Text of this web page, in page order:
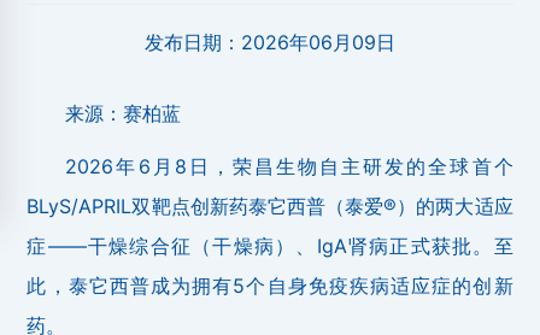
发布日期： 2026年06月09日
来源：赛柏蓝
2026年6月8日，荣昌生物自主研发的全球首个
BLyS/APRIL双靶点创新药泰它西普（泰爱®）的两大适应
症——干燥综合征（干燥病）、IgA肾病正式获批。至
此，泰它西普成为拥有5个自身免疫疾病适应症的创新
药。